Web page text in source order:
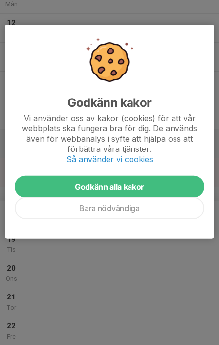
Mån
12
19
Tis
20
Ons
21
Tor
22
Fre
Godkänn kakor
Vi använder oss av kakor (cookies) för att vår
webbplats ska fungera bra för dig. De används
även för webbanalys i syfte att hjälpa oss att
förbättra våra tjänster.
Så använder vi cookies
Godkänn alla kakor
Bara nödvändiga